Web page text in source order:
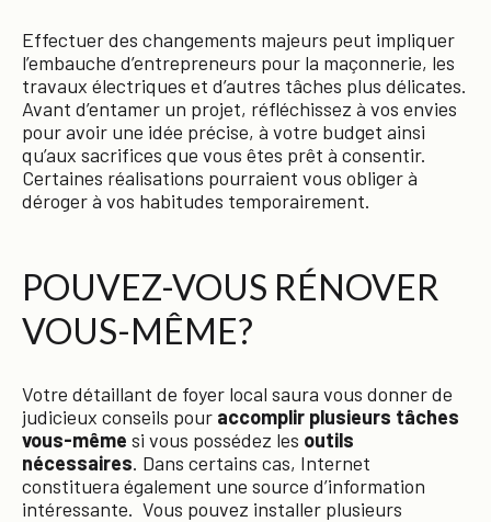
Effectuer des changements majeurs peut impliquer
l’embauche d’entrepreneurs pour la maçonnerie, les
travaux électriques et d’autres tâches plus délicates.
Avant d’entamer un projet, réfléchissez à vos envies
pour avoir une idée précise, à votre budget ainsi
qu’aux sacrifices que vous êtes prêt à consentir.
Certaines réalisations pourraient vous obliger à
déroger à vos habitudes temporairement.
POUVEZ-VOUS RÉNOVER
VOUS-MÊME?
Votre détaillant de foyer local saura vous donner de
judicieux conseils pour accomplir plusieurs tâches
vous-même si vous possédez les outils
nécessaires. Dans certains cas, Internet
constituera également une source d’information
intéressante. Vous pouvez installer plusieurs